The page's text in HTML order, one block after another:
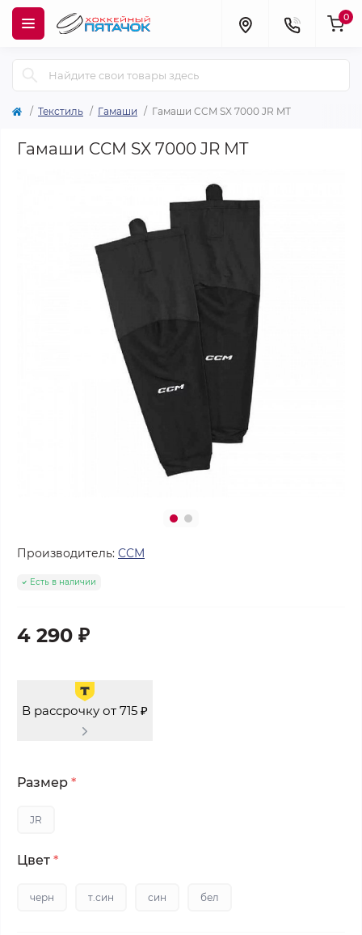
0
Текстиль Гамаши Гамаши CCM SX 7000 JR MT
Гамаши CCM SX 7000 JR MT
Производитель: CCM
Есть в наличии
4 290 ₽
В рассрочку от 715 ₽
Размер *
JR
Цвет *
черн т.син син бел